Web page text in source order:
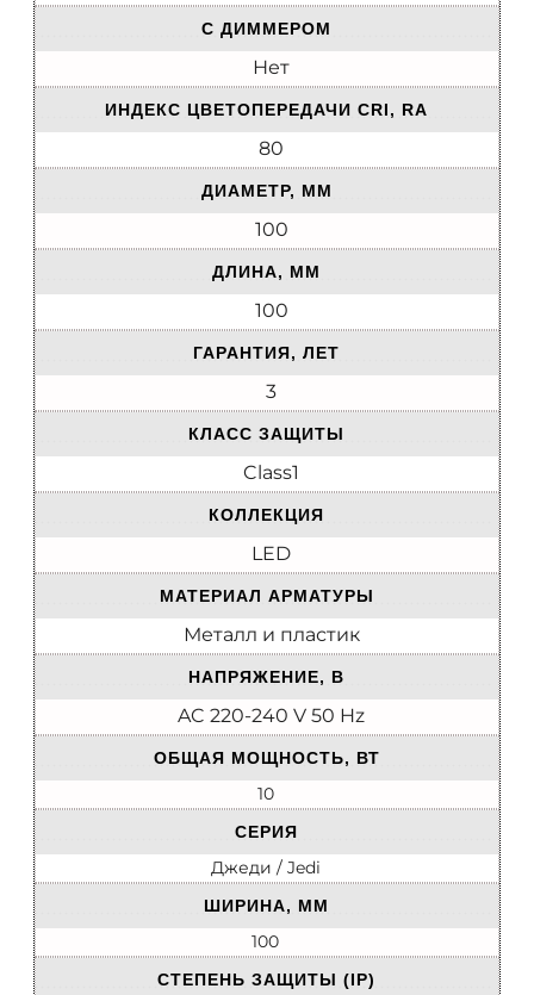
С ДИММЕРОМ
Нет
ИНДЕКС ЦВЕТОПЕРЕДАЧИ CRI, RA
80
ДИАМЕТР, ММ
100
ДЛИНА, ММ
100
ГАРАНТИЯ, ЛЕТ
3
КЛАСС ЗАЩИТЫ
Class1
КОЛЛЕКЦИЯ
LED
МАТЕРИАЛ АРМАТУРЫ
Металл и пластик
НАПРЯЖЕНИЕ, В
AC 220-240 V 50 Hz
ОБЩАЯ МОЩНОСТЬ, ВТ
10
СЕРИЯ
Джеди / Jedi
ШИРИНА, ММ
100
СТЕПЕНЬ ЗАЩИТЫ (IP)